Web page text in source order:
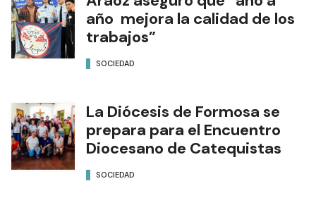
año mejora la calidad de los
trabajos”
SOCIEDAD
La Diócesis de Formosa se
prepara para el Encuentro
Diocesano de Catequistas
SOCIEDAD